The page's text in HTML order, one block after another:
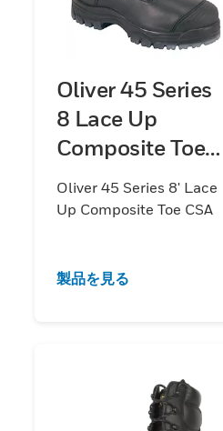
Oliver 45 Series
8 Lace Up
Composite Toe
CSA
Oliver 45 Series 8' Lace
Up Composite Toe CSA
製品を見る